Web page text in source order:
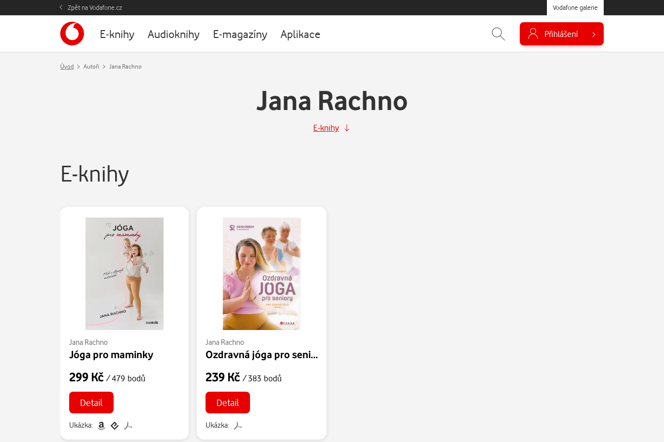
Zpět na Vodafone.cz Vodafone galerie
E-knihy Audioknihy E-magazíny Aplikace Přihlášení
Úvod Autoři Jana Rachno
Jana Rachno
E-knihy
E-knihy
Jana Rachno
Jóga pro maminky
299 Kč / 479 bodů
Detail
Ukázka:
Jana Rachno
Ozdravná jóga pro seniory
239 Kč / 383 bodů
Detail
Ukázka: